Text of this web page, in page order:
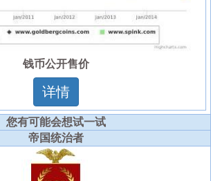
钱币公开售价
详情
您有可能会想试一试
帝国统治者